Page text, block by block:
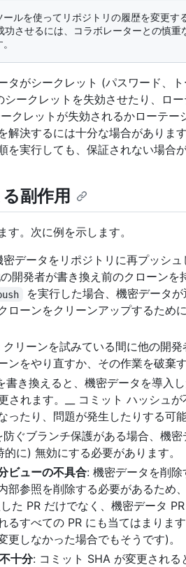
させるには、コラボレーターとの慎重
タがシークレット (パスワード、
ークレットを失効させたり、ロ
クレットが失効されるかローテー
解決するには十分な場合がありま
実行しても、保証されない場合が
副作用
。次に例を示します。
データをリポジトリに再プッシ
開発者が書き換え前のクローンを
を実行した場合、機密データ
ローンをクリーンアップするため
クリーンを試みている間に他の開
をやり直すか、その作業を破棄
書き換えると、機密データを導入
されます。__ コミット ハッシュ
たり、問題が発生したりする可能
ぐブランチ保護がある場合、機
に) 無効にする必要があります。
ビューの不具合: 機密データを削
部参照を削除する必要があるため
た PR だけでなく、機密データ
るすべての PR にも当てはまりま
しなかった場合でもそうです)。
十分: コミット SHA が変更され